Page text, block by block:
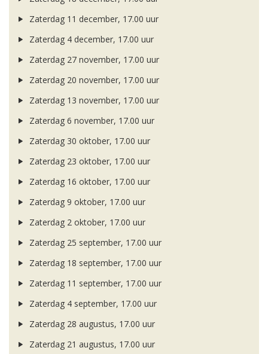
Zaterdag 11 december, 17.00 uur
Zaterdag 4 december, 17.00 uur
Zaterdag 27 november, 17.00 uur
Zaterdag 20 november, 17.00 uur
Zaterdag 13 november, 17.00 uur
Zaterdag 6 november, 17.00 uur
Zaterdag 30 oktober, 17.00 uur
Zaterdag 23 oktober, 17.00 uur
Zaterdag 16 oktober, 17.00 uur
Zaterdag 9 oktober, 17.00 uur
Zaterdag 2 oktober, 17.00 uur
Zaterdag 25 september, 17.00 uur
Zaterdag 18 september, 17.00 uur
Zaterdag 11 september, 17.00 uur
Zaterdag 4 september, 17.00 uur
Zaterdag 28 augustus, 17.00 uur
Zaterdag 21 augustus, 17.00 uur